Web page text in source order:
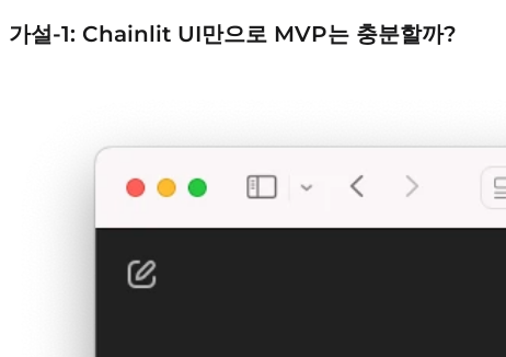
가설-1: Chainlit UI만으로 MVP는 충분할까?